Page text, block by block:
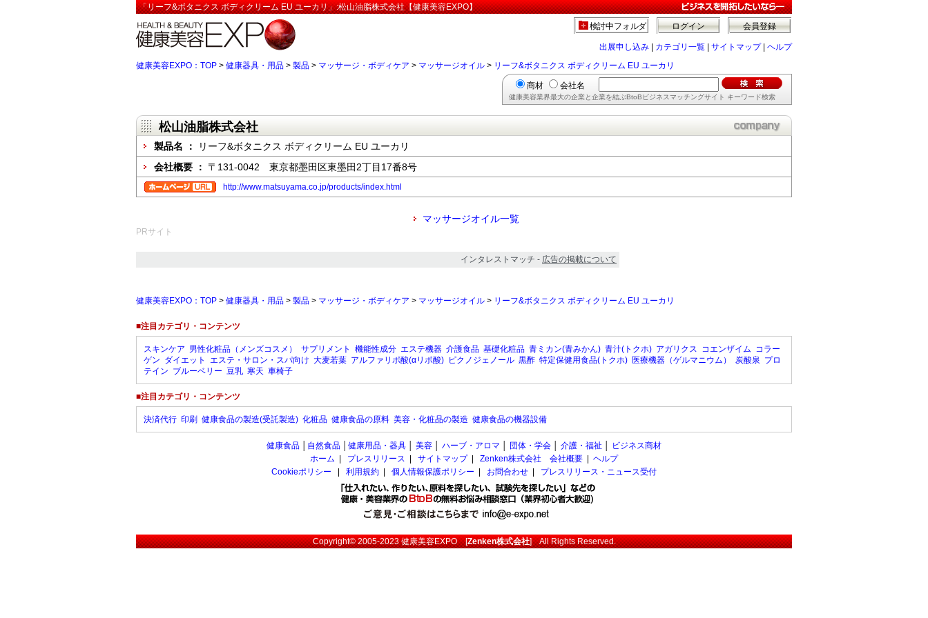
「リーフ&ボタニクス ボディクリーム EU ユーカリ」:松山油脂株式会社【健康美容EXPO】
会員登録
ログイン
検討中フォルダ
出展申し込み カテゴリ一覧 サイトマップ| ヘルプ
健康美容EXPO：TOP > 健康器具・用品 > 製品 > マッサージ・ボディケア > マッサージオイル > リーフ&ボタニクス ボディクリーム EU ユーカリ
商材 会社名
健康美容業界最大の企業と企業を結ぶBtoBビジネスマッチングサイト キーワード検索
松山油脂株式会社
製品名 ：
リーフ&ボタニクス ボディクリーム EU ユーカリ
会社概要 ： 〒131-0042 東京都墨田区東墨田2丁目17番8号
http://www.matsuyama.co.jp/products/index.html
マッサージオイル一覧
PRサイト
インタレストマッチ - 広告の掲載について
健康美容EXPO：TOP > 健康器具・用品 > 製品 > マッサージ・ボディケア > マッサージオイル > リーフ&ボタニクス ボディクリーム EU ユーカリ
■注目カテゴリ・コンテンツ
スキンケア 男性化粧品（メンズコスメ） サプリメント 機能性成分 エステ機器 介護食品 基礎化粧品 青ミカン(青みかん) 青汁(トクホ) アガリクス コエンザイム コラー
ゲン ダイエット エステ・サロン・スパ向け 大麦若葉 アルファリポ酸(αリポ酸) ピクノジェノール 黒酢 特定保健用食品(トクホ) 医療機器（ゲルマニウム） 炭酸泉 プロ
テイン ブルーベリー 豆乳 寒天 車椅子
■注目カテゴリ・コンテンツ
決済代行 印刷 健康食品の製造(受託製造) 化粧品 健康食品の原料 美容・化粧品の製造 健康食品の機器設備
健康食品 自然食品 健康用品・器具 美容 ハーブ・アロマ 団体・学会 介護・福祉
ビジネス商材
ホーム
プレスリリース サイトマップ| Zenken株式会社 会社概要
ヘルプ
Cookieポリシー
利用規約 個人情報保護ポリシー お問合わせ プレスリリース・ニュース受付
Copyright© 2005-2023健康美容EXPO[Zenken株式会社] All Rights Reserved.